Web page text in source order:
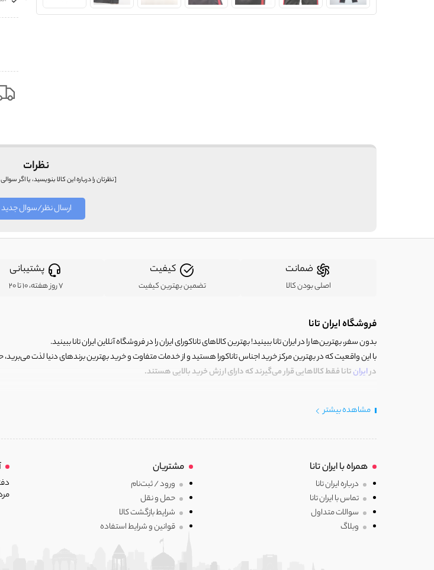
نظرات
[نظرتان را درباره این کالا بنویسید، یا اگر
ارسال نظر/سوال جدید
ضمانت
اصلی بودن کالا
کیفیت
تضمین بهترین کیفیت
پشتیبانی
7 روز هفته، 10 تا 20
فروشگاه ایران تانا
بدون سفر، بهترین‌ها را در ایران تانا ببینید! بهترین کالاهای تاناکورای ایران را در فروشگاه آنلاین ایران تانا ببینید.
با این واقعیت که در بهترین مرکز خرید اجناس تاناکورا هستید و از خدمات متفاوت و خرید بهترین برندهای دنیا لذت
درایرانتانا فقط کالاهایی قرار می‌گیرند که دارای ارزش خرید بالایی هستند.
تاناکورا است که با دقت و وسواسی بالا انتخاب و دستچین شده‌اند.
ایران تانا(مرکز تاناکورای ایران) مجموعه‌ای از کالاهای متعلق به بهترین برندهای دنیا از جمله آدیداس، نایک، پوما، ریباک
توضیحات کامل به شما نمایش خواهیم داد و در تصمیم گیری آگاهانه به شما کمک می‌کنیم.
ایران تانا پر از سبک و برندهای منحصربفرد است که در ایران وجود ندارند یا حداقل با قیمت های بسیار بالا باید آنها را تهیه کنید!
ما معتقدیم که با کالاهای منتخب، تضمین اصالت کالا، قیمت فوق العاده، تضمین بازگشت، خریدی بی‌نظیر برای شما رقم
ایران تانا گنجینه‌ای از کالاهای با کیفیت تاناکورار است که به صورت دستچین انتخاب شده‌اند.
ما می دانیم که خرید اینترنتی لباس، گاهی اوقات می تواند به دلایلی مانند تفاوت در جنس، رنگ یا اندازه تا حدی
مشاهده بیشتر
همراه با ایران تانا
درباره ایران تانا
تماس با ایران تانا
سوالات متداول
وبلاگ
مشتریان
ورود / ثبت‌نام
حمل و نقل
شرایط بازگشت کالا
قوانین و شرایط استفاده